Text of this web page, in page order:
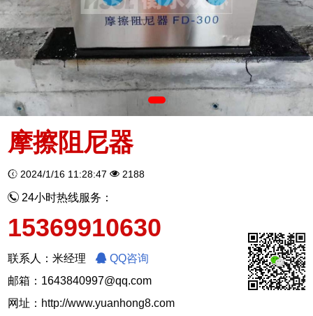
摩擦阻尼器
2024/1/16 11:28:47 2188
24小时热线服务：
15369910630
联系人：米经理
QQ咨询
邮箱：1643840997@qq.com
网址： http://www.yuanhong8.com